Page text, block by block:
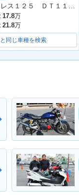
17.8万
21.8万
同じ車種を検索